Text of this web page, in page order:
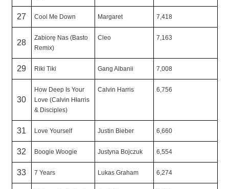
27 Cool Me Down Margaret 7,418
28
Zabiorę Nas (Basto
Remix)
Cleo 7,163
29 Riki Tiki Gang Albanii 7,008
30
How Deep Is Your
Love (Calvin Hłarris
& Disciples)
Calvin Harris 6,756
31 Love Yourself Justin Bieber 6,660
32 Boogie Woogie Justyna Bojczuk 6,554
33 7 Years Lukas Graham 6,274